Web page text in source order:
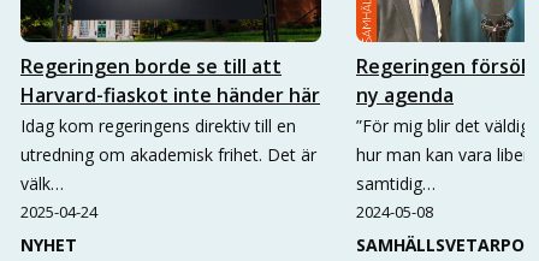
Regeringen borde se till att
Harvard-fiaskot inte händer här
Idag kom regeringens direktiv till en
utredning om akademisk frihet. Det är
välk…
2025-04-24
NYHET
Regeringen
ny agenda
”För mig blir det
hur man kan vara
samtidig…
2024-05-08